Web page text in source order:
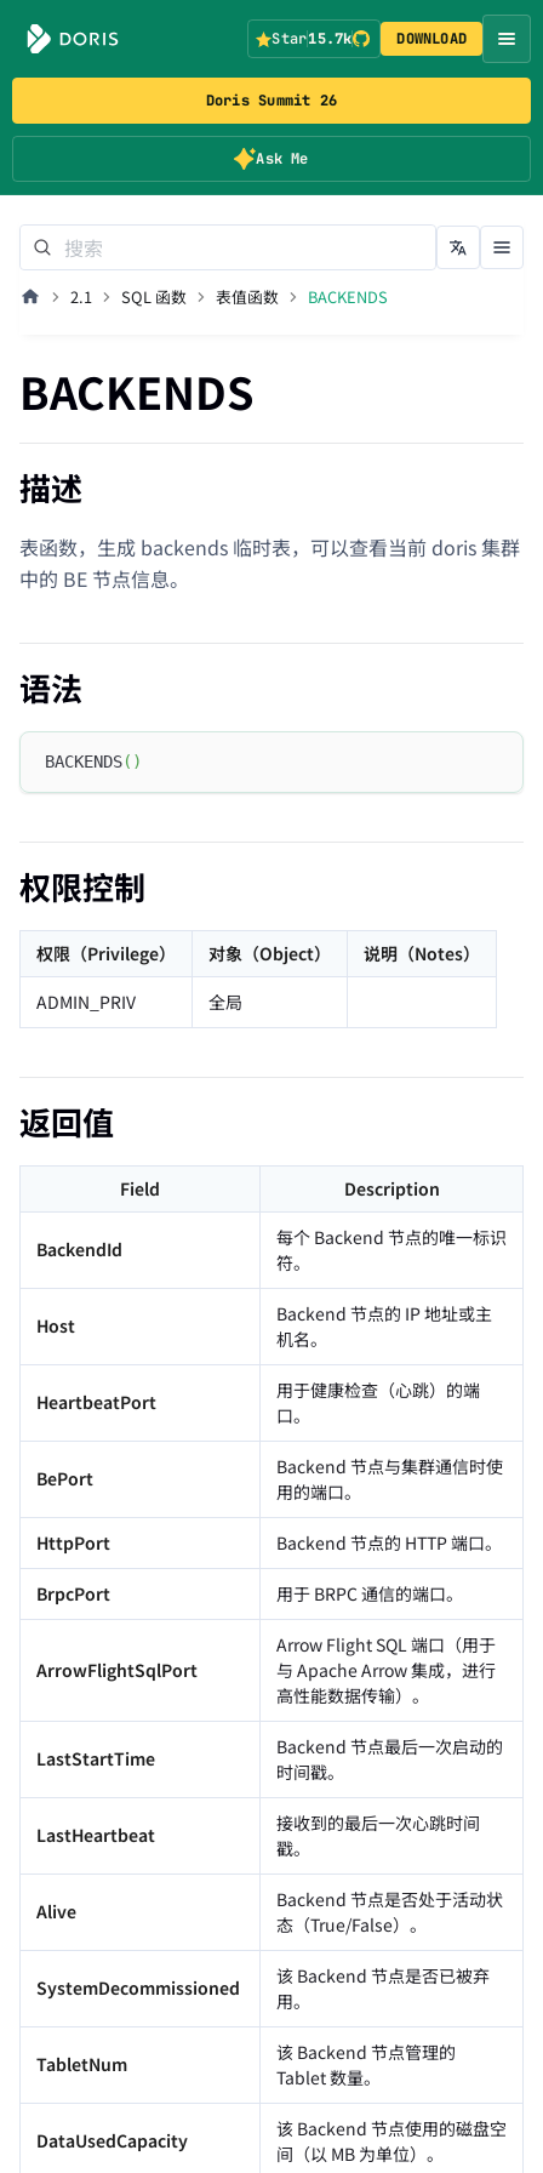
Doris Summit 26
Ask Me
Star15.7k DOWNLOAD
2.1 SQL 函数 表值函数 BACKENDS
BACKENDS
描述
表函数，生成 backends 临时表，可以查看当前 doris 集群
中的 BE 节点信息。
语法
BACKENDS( )
权限控制
权限（Privilege） 对象（Object）
说明（Notes）
ADMIN_PRIV
全局
返回值
Field Description
BackendId
每个 Backend 节点的唯一标识
符。
Host
Backend 节点的 IP 地址或主
机名。
HeartbeatPort
用于健康检查（心跳）的端
口。
BePort
Backend 节点与集群通信时使
用的端口。
HttpPort Backend 节点的 HTTP 端口。
BrpcPort 用于 BRPC 通信的端口。
ArrowFlightSqlPort
Arrow Flight SQL 端口（用于
与 Apache Arrow 集成，进行
高性能数据传输）。
LastStartTime
Backend 节点最后一次启动的
时间戳。
LastHeartbeat
接收到的最后一次心跳时间
戳。
Alive
Backend 节点是否处于活动状
态（True/False）。
SystemDecommissioned
该 Backend 节点是否已被弃
用。
TabletNum
该 Backend 节点管理的
Tablet 数量。
DataUsedCapacity
该 Backend 节点使用的磁盘空
间（以 MB 为单位）。